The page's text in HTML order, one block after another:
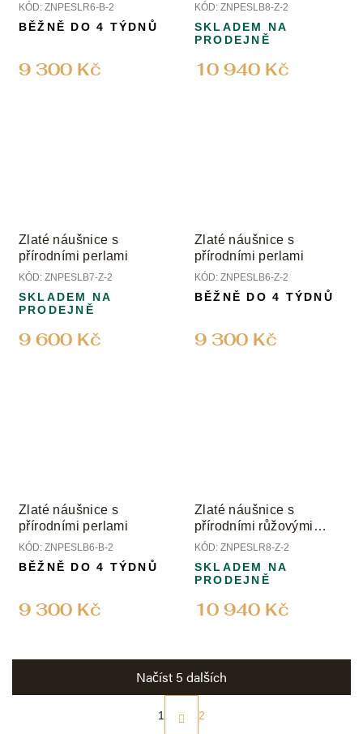
KÓD: ZNPESLR6-B-2
9 300 Kč
BĚŽNĚ DO 4 TÝDNŮ
KÓD: ZNPESLB8-Z-2
10 940 Kč
SKLADEM NA
PRODEJNĚ
Zlaté náušnice s
přírodními perlami
KÓD: ZNPESLB7-Z-2
9 600 Kč
SKLADEM NA
PRODEJNĚ
Zlaté náušnice s
přírodními perlami
KÓD: ZNPESLB6-Z-2
9 300 Kč
BĚŽNĚ DO 4 TÝDNŮ
Zlaté náušnice s
přírodními perlami
KÓD: ZNPESLB6-B-2
9 300 Kč
BĚŽNĚ DO 4 TÝDNŮ
Zlaté náušnice s
přírodními růžovými
perlami
KÓD: ZNPESLR8-Z-2
10 940 Kč
SKLADEM NA
PRODEJNĚ
Načíst 5 dalších
S
t
1 2